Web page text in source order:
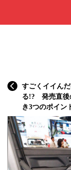
すごくイイん
る!? 発売直後
き3つのポイン